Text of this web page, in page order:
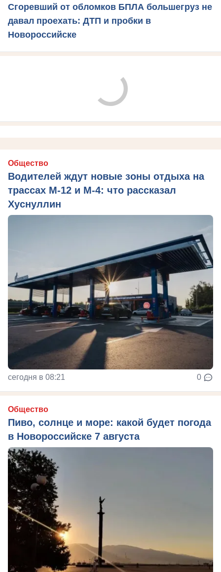
Сгоревший от обломков БПЛА большегруз не
давал проехать: ДТП и пробки в
Новороссийске
Общество
Водителей ждут новые зоны отдыха на
трассах М-12 и М-4: что рассказал
Хуснуллин
сегодня в 08:21 0
Общество
Пиво, солнце и море: какой будет погода
в Новороссийске 7 августа